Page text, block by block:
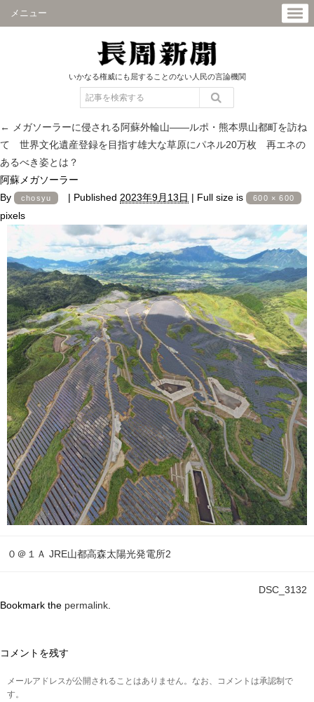
メニュー
いかなる権威にも屈することのない人民の言論機関
←
メガソーラーに侵される阿蘇外輪山――ルポ・熊本県山都町を訪ね
て 世界文化遺産登録を目指す雄大な草原にパネル20万枚 再エネの
あるべき姿とは？
阿蘇メガソーラー
By
chosyu | Published 2023年9月13日 | Full size is 600 × 600
pixels
０＠１Ａ JRE山都高森太陽光発電所2
DSC_3132
Bookmark the permalink
コメントを残す
メールアドレスが公開されることはありません。なお、コメントは承認制で
す。